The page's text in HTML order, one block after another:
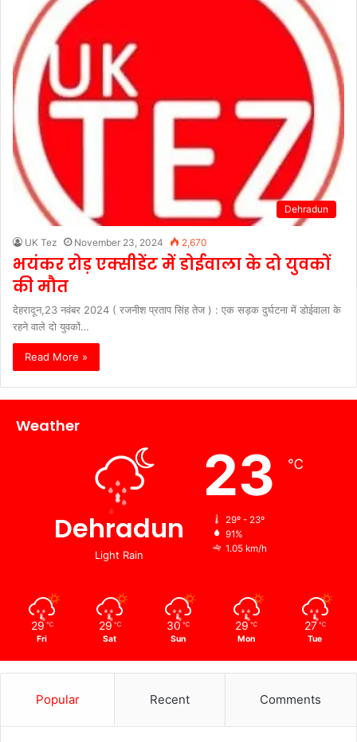
Dehradun
UK Tez November 23, 2024 2,670
भयंकर रोड़ एक्सीडेंट में डोईवाला के दो युवकों
की मौत
देहरादून,23 नवंबर 2024 ( रजनीश प्रताप सिंह तेज ) : एक सड़क दुर्घटना में डोईवाला के
रहने वाले दो युवकों…
Read More »
Weather
Dehradun
Light Rain
23 ℃
29º - 23º
91%
1.05 km/h
29 ℃
Fri
29 ℃
Sat
30 ℃
Sun
29 ℃
Mon
27 ℃
Tue
Popular Recent Comments